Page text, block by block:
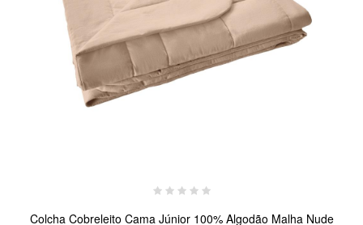
Colcha Cobreleito Cama Júnior 100% Algodão Malha Nude